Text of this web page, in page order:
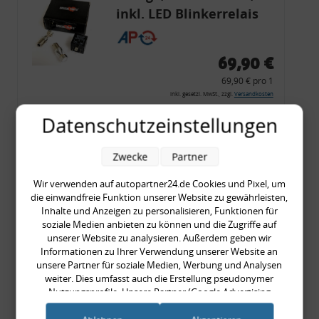
inkl. LED Blinkerrelais
CF 14
69,90 €
69,90 € pro 1
inkl. gesetzl. MwSt., zzgl. Versandkosten
Merkzettel
Rückleuchtenband mit
Blinker, rot, US-Ecken,
Audi 80 Cabrio, Typ 89,
OE-Nr.: 8G0945225 +
8G0945225C
999,99 €
Datenschutzeinstellungen
Wir verwenden auf autopartner24.de Cookies und Pixel, um
die einwandfreie Funktion unserer Website zu gewährleisten,
Inhalte und Anzeigen zu personalisieren, Funktionen für
soziale Medien anbieten zu können und die Zugriffe auf
unserer Website zu analysieren. Außerdem geben wir
Informationen zu Ihrer Verwendung unserer Website an
unsere Partner für soziale Medien, Werbung und Analysen
weiter. Dies umfasst auch die Erstellung pseudonymer
Nutzungsprofile. Unsere Partner (Google Advertising
Products) führen diese Informationen möglicherweise mit
Zwecke Partner